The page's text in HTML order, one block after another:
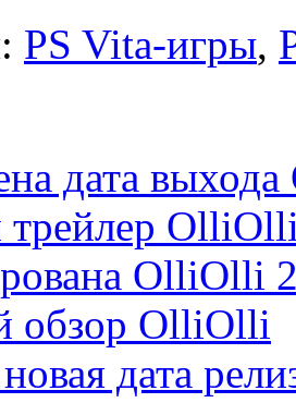
PS Vita-игры,
дата
OlliOlli
обзор OlliOlli
дата